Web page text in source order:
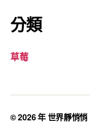
分類
草莓
© 2026 年世界靜悄悄